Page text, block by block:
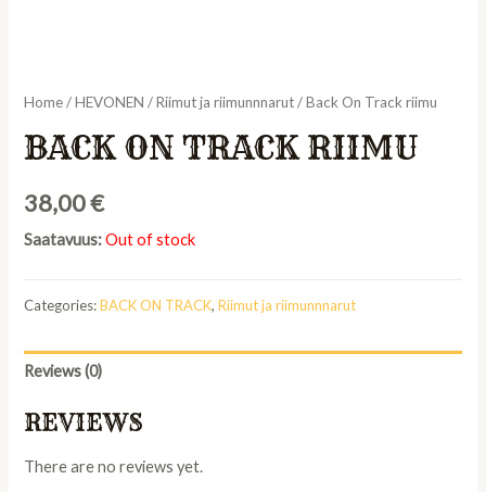
Home/HEVONEN /Riimut ja riimunnnarut/ Back On Track riimu
BACK ON TRACK RIIMU
38,00€
Saatavuus: Out of stock
Categories:BACK ON TRACK,Riimut ja riimunnnarut
Reviews (0)
REVIEWS
There are no reviews yet.